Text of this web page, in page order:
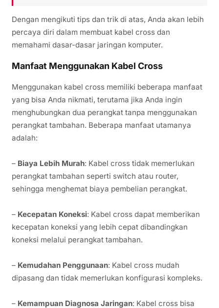
Dengan mengikuti tips dan trik di atas, Anda akan lebih
percaya diri dalam membuat kabel cross dan
memahami dasar-dasar jaringan komputer.
Manfaat Menggunakan Kabel Cross
Menggunakan kabel cross memiliki beberapa manfaat
yang bisa Anda nikmati, terutama jika Anda ingin
menghubungkan dua perangkat tanpa menggunakan
perangkat tambahan. Beberapa manfaat utamanya
adalah:
– Biaya Lebih Murah: Kabel cross tidak memerlukan
perangkat tambahan seperti switch atau router,
sehingga menghemat biaya pembelian perangkat.
– Kecepatan Koneksi: Kabel cross dapat memberikan
kecepatan koneksi yang lebih cepat dibandingkan
koneksi melalui perangkat tambahan.
– Kemudahan Penggunaan: Kabel cross mudah
dipasang dan tidak memerlukan konfigurasi kompleks.
– Kemampuan Diagnosa Jaringan: Kabel cross bisa